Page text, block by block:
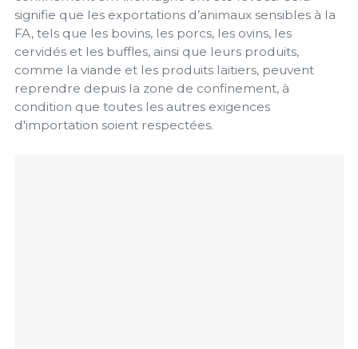
signifie que les exportations d’animaux sensibles à la
FA, tels que les bovins, les porcs, les ovins, les
cervidés et les buffles, ainsi que leurs produits,
comme la viande et les produits laitiers, peuvent
reprendre depuis la zone de confinement, à
condition que toutes les autres exigences
d'importation soient respectées.